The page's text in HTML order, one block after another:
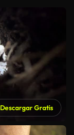
Descargar Gratis